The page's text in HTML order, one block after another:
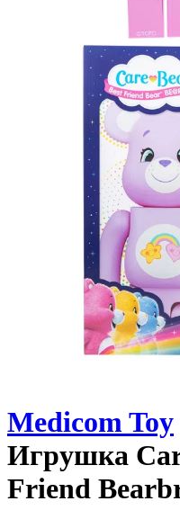
Medicom Toy
Игрушка
Friend